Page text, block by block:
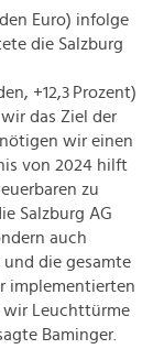
Euro) infolge
die Salzburg
+12,3 Prozent)
das Ziel der
wir einen
von 2024 hilft
zu
Salzburg AG
auch
und die gesamte
implementierten
wir Leuchttürme
Baminger.